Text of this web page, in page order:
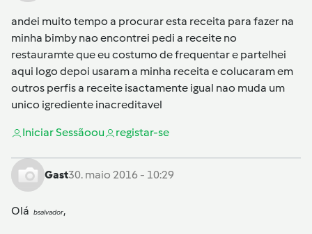
andei muito tempo a procurar esta receita para fazer na
minha bimby nao encontrei pedi a receite no
restauramte que eu costumo de frequentar e partelhei
aqui logo depoi usaram a minha receita e colucaram em
outros perfis a receite isactamente igual nao muda um
unico igrediente inacreditavel
Iniciar Sessãoou registar-se
Gast30. maio 2016 - 10:29
Olá bsalvador,